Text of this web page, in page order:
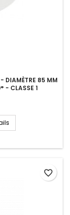
DIAMÈTRE 85 MM
- CLASSE 1
favorite_border